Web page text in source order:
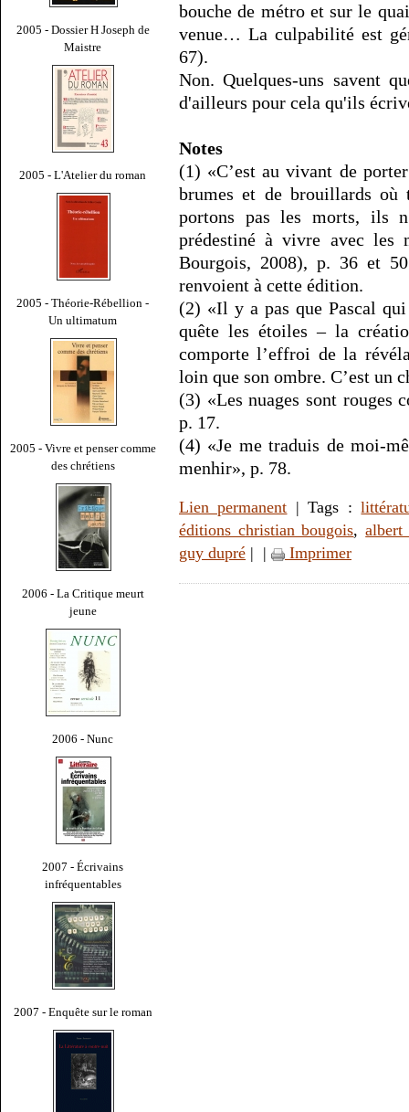
2005 - Dossier H Joseph de
Maistre
2005 - L'Atelier du roman
2005 - Théorie-Rébellion -
Un ultimatum
2005 - Vivre et penser comme
des chrétiens
2006 - La Critique meurt
jeune
2006 - Nunc
2007 - Écrivains
infréquentables
2007 - Enquête sur le roman
bouche de métro et sur le
venue… La culpabilité est
67).
Non. Quelques-uns savent
d'ailleurs pour cela qu'ils
Notes
(1) «C’est au vivant de
brumes et de brouillards où
portons pas les morts, ils
prédestiné à vivre avec les
Bourgois, 2008), p. 36 et
renvoient à cette édition.
(2) «Il y a pas que Pascal
quête les étoiles – la
comporte l’effroi de la
loin que son ombre. C’est un
(3) «Les nuages sont rouges
p. 17.
(4) «Je me traduis de moi-
menhir», p. 78.
Lien permanent | Tags :
éditions christian bougois,albert
guy dupré | | Imprimer